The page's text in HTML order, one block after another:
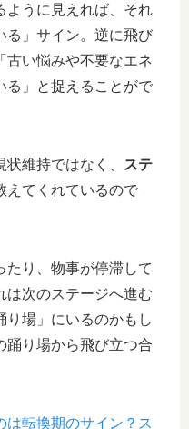
ように見えれば、それ
る」サイン。逆に飛び
古い悩みや不要なエネ
る」と捉えることがで
維持ではなく、
ステ
えてくれているので
たり、物事が停滞して
は次のステージへ進む
り場」にいるのかもし
踊り場から飛び立つ合
は転換期のサイン？ス